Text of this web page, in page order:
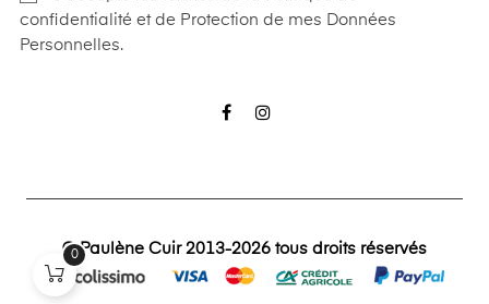
confidentialité et de Protection de mes Données
Personnelles.
Facebook
© Paulène Cuir 2013-2026 tous droits réservés
0